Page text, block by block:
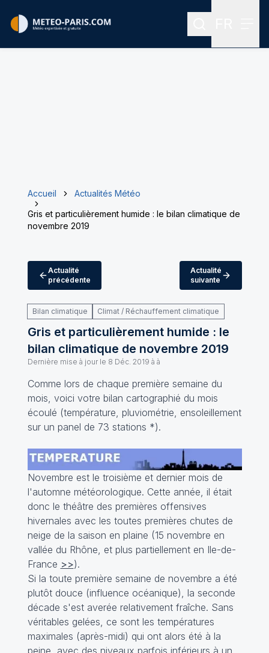
Rechercher
Accueil
Actualités Météo
Gris et particulièrement humide : le bilan climatique de
novembre 2019
Actualité
précédente
Actualité
suivante
Bilan climatique Climat / Réchauffement climatique
Gris et particulièrement humide : le
bilan climatique de novembre 2019
Dernière mise à jour le 8 Déc. 2019 à à
Comme lors de chaque première semaine du
mois, voici votre bilan cartographié du mois
écoulé (température, pluviométrie, ensoleillement
sur un panel de 73 stations *).
Novembre est le troisième et dernier mois de
l'automne météorologique. Cette année, il était
donc le théâtre des premières offensives
hivernales avec les toutes premières chutes de
neige de la saison en plaine (15 novembre en
vallée du Rhône, et plus partiellement en Ile-de-
France >>).
Si la toute première semaine de novembre a été
plutôt douce (influence océanique), la seconde
décade s'est averée relativement fraîche. Sans
véritables gelées, ce sont les températures
maximales (après-midi) qui ont alors été à la
peine, avec des niveaux parfois inférieurs à un